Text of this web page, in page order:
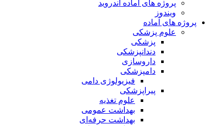
پروژه های آماده اندروید
ویندوز
پروژه های آماده
علوم پزشکی
پزشکی
دندانپزشکی
داروسازی
دامپزشکی
فیزیولوژی دامی
پیراپزشکی
علوم تغذیه
بهداشت عمومی
بهداشت حرفه‌ای